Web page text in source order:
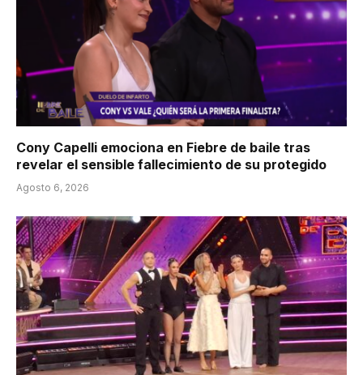
Cony Capelli emociona en Fiebre de baile tras
revelar el sensible fallecimiento de su protegido
Agosto 6, 2026